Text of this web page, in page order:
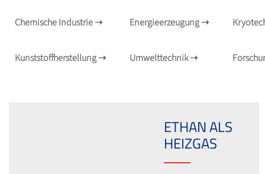
Chemische Industrie➝ Energieerzeugung➝
Kunststoffherstellung➝ Umwelttechnik➝
ETHAN ALS
HEIZGAS